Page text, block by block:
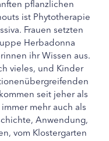
pflanzlichen
ist Phytotherapie
Frauen setzten
Herbadonna
ihr Wissen aus.
vieles, und Kinder
seit jeher als
mehr auch als
Anwendung,
vom Klostergarten